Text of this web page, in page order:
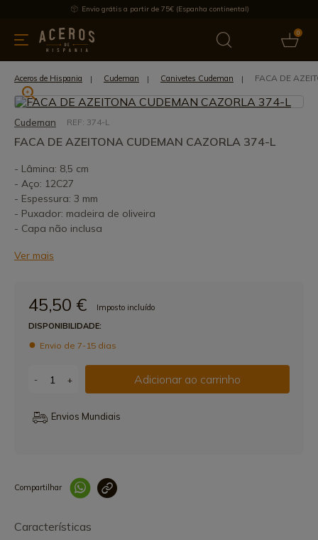
Envio grátis a partir de 75€ (Espanha continental)
0
& Utensílios de cozinha Oferece Últimas notícias
Aceros de Hispania Cudeman Canivetes Cudeman FACA DE
Cudeman REF: 374-L
FACA DE AZEITONA CUDEMAN CAZORLA 374-L
- Lâmina: 8,5 cm
- Aço: 12C27
- Espessura: 3 mm
- Puxador: madeira de oliveira
- Capa não inclusa
Ver mais
45,50 €
Imposto incluído
DISPONIBILIDADE:
Envio de 7-15 dias
- + Adicionar ao carrinho
Envios Mundiais
Compartilhar
Características